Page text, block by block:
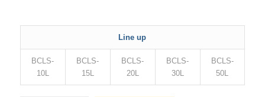
Line up
BCLS-
10L
BCLS-
15L
BCLS-
20L
BCLS-
30L
BCLS-
50L